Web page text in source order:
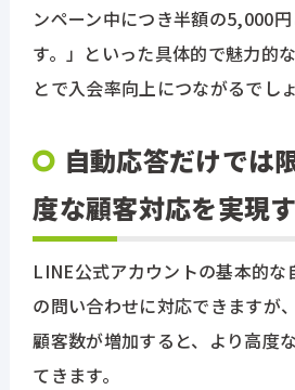
ンペーン中につき半額の5,000
す。」といった具体的で魅力的
とで入会率向上につながるでしょ
自動応答だけでは
度な顧客対応を実現
LINE公式アカウントの基本的な
の問い合わせに対応できますが
顧客数が増加すると、より高度
てきます。